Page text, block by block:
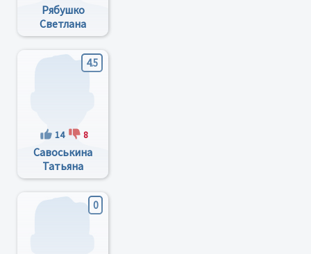
Рябушко
Светлана
Алексеевна
4.5
14 8
Савоськина
Татьяна
Алексеевна
0